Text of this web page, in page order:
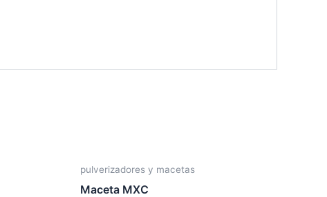
pulverizadores y macetas
Maceta MXC